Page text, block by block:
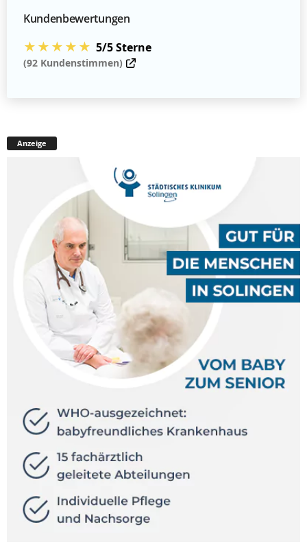
Kundenbewertungen
★★★★★ 5/5 Sterne
(92 Kundenstimmen)
Anzeige